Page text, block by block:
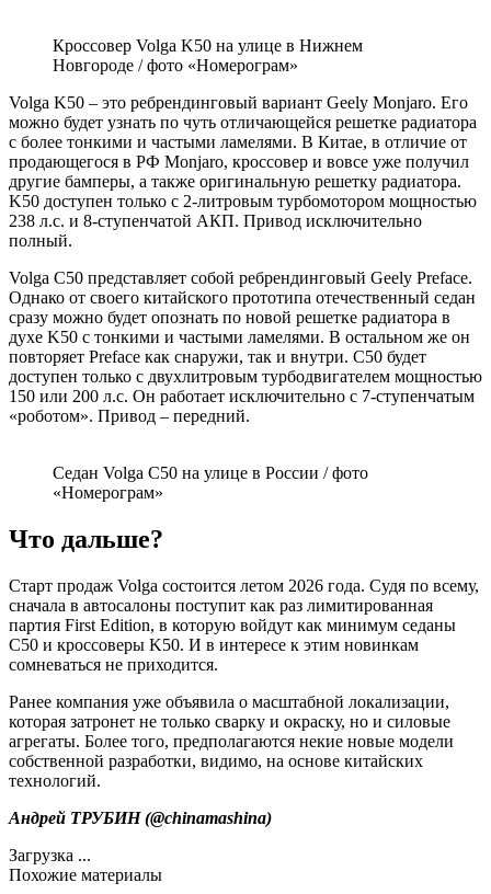
Кроссовер Volga K50 на улице в Нижнем
Новгороде / фото «Номерограм»
Volga K50 – это ребрендинговый вариант Geely Monjaro. Его
можно будет узнать по чуть отличающейся решетке радиатора
с более тонкими и частыми ламелями. В Китае, в отличие от
продающегося в РФ Monjaro, кроссовер и вовсе уже получил
другие бамперы, а также оригинальную решетку радиатора.
K50 доступен только с 2-литровым турбомотором мощностью
238 л.с. и 8-ступенчатой АКП. Привод исключительно
полный.
Volga C50 представляет собой ребрендинговый Geely Preface.
Однако от своего китайского прототипа отечественный седан
сразу можно будет опознать по новой решетке радиатора в
духе K50 с тонкими и частыми ламелями. В остальном же он
повторяет Preface как снаружи, так и внутри. C50 будет
доступен только с двухлитровым турбодвигателем мощностью
150 или 200 л.с. Он работает исключительно с 7-ступенчатым
«роботом». Привод – передний.
Седан Volga C50 на улице в России / фото
«Номерограм»
Что дальше?
Старт продаж Volga состоится летом 2026 года. Судя по всему,
сначала в автосалоны поступит как раз лимитированная
партия First Edition, в которую войдут как минимум седаны
C50 и кроссоверы K50. И в интересе к этим новинкам
сомневаться не приходится.
Ранее компания уже объявила о масштабной локализации,
которая затронет не только сварку и окраску, но и силовые
агрегаты. Более того, предполагаются некие новые модели
собственной разработки, видимо, на основе китайских
технологий.
Андрей ТРУБИН (@chinamashina)
Загрузка ...
Похожие материалы